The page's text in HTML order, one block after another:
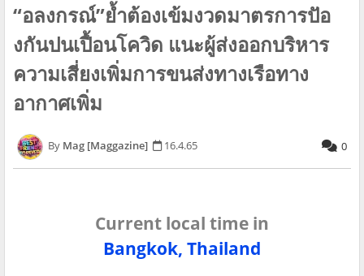
“อลงกรณ์”ย้ำต้องเข้มงวดมาตรการปัอ
งกันปนเปื้อนโควิด แนะผู้ส่งออกบริหาร
ความเสี่ยงเพิ่มการขนส่งทางเรือทาง
อากาศเพิ่ม
Mag [Maggazine] 16.4.65 0
Current local time in
Bangkok, Thailand